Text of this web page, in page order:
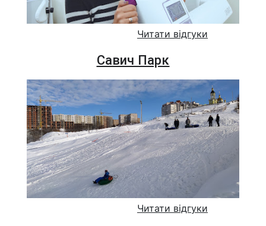
Читати відгуки
Савич Парк
Читати відгуки